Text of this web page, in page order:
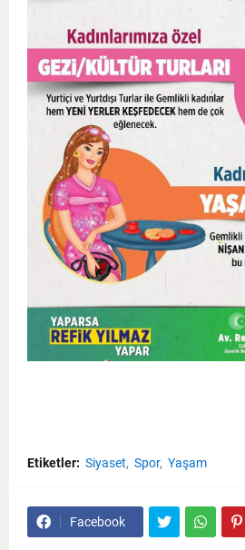
Etiketler: Siyaset Spor Yaşam
Facebook